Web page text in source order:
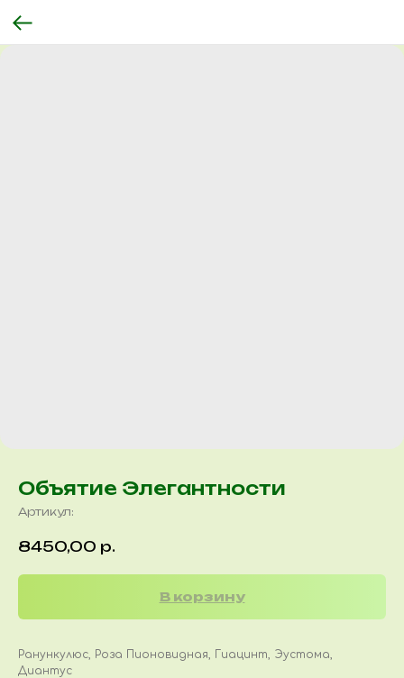
Объятие Элегантности
Артикул:
8450,00 р.
В корзину
Ранункулюс, Роза Пионовидная, Гиацинт, Эустома,
Диантус